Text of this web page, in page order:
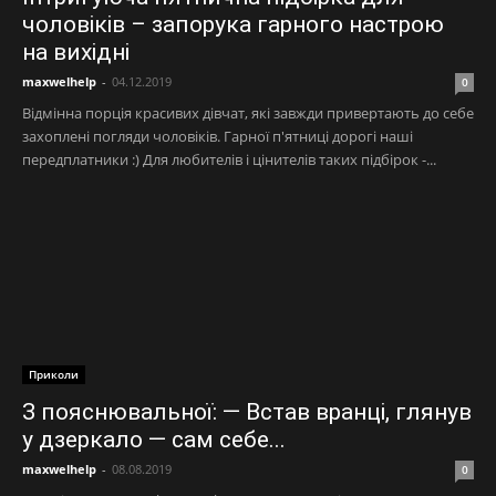
чоловіків – запорука гарного настрою
на вихідні
maxwelhelp - 04.12.2019 0
Відмінна порція красивих дівчат, які завжди привертають до себе
захоплені погляди чоловіків. Гарної п'ятниці дорогі наші
передплатники :) Для любителів і цінителів таких підбірок -...
Приколи
З пояснювальної: — Встав вранці, глянув
у дзеркало — сам себе...
maxwelhelp - 08.08.2019 0